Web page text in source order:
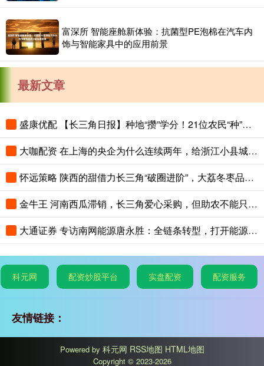
富深所 智能座舱新体验：抗菌型PE泡棉在汽车内
饰与智能家具中的应用前景
最新文章
盛康优配 【长三角日报】种地“攒”学分！21位农民“种”出大专文凭
大咖配资 在上海的央企为什么连续两年，给浙江小县城里的这个创新中心写感谢信？
怀远策略 陕西的甜借力长三角“破圈进阶”，大荔冬枣品鉴会在沪举办
金牛王 河南西瓜滞销，长三角爱心采购，但助农不能只靠爱心救场
大通证券 专访南网能源唐永胜：全链条转型，打开能源低碳发展新赛道
科元网 配资炒股平台 实盘配资 配资服务
友情链接：
Powered by 科元网 RSS地图 HTML地图
Copyright © 2023-2026